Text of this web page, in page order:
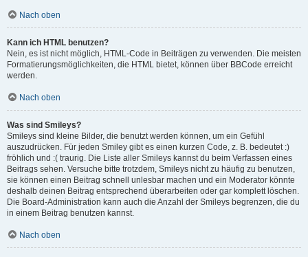
Nach oben
Kann ich HTML benutzen?
Nein, es ist nicht möglich, HTML-Code in Beiträgen zu verwenden. Die meisten
Formatierungsmöglichkeiten, die HTML bietet, können über BBCode erreicht
werden.
Nach oben
Was sind Smileys?
Smileys sind kleine Bilder, die benutzt werden können, um ein Gefühl
auszudrücken. Für jeden Smiley gibt es einen kurzen Code, z. B. bedeutet :)
fröhlich und :( traurig. Die Liste aller Smileys kannst du beim Verfassen eines
Beitrags sehen. Versuche bitte trotzdem, Smileys nicht zu häufig zu benutzen,
sie können einen Beitrag schnell unlesbar machen und ein Moderator könnte
deshalb deinen Beitrag entsprechend überarbeiten oder gar komplett löschen.
Die Board-Administration kann auch die Anzahl der Smileys begrenzen, die du
in einem Beitrag benutzen kannst.
Nach oben